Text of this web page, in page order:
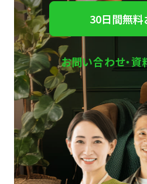
30日間無料
お問い合わせ・資